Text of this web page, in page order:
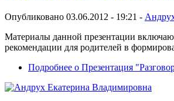
Опубликовано 03.06.2012 - 19:21 -
Материалы данной презентации
рекомендации для родителей в
Подробнее о Презентация